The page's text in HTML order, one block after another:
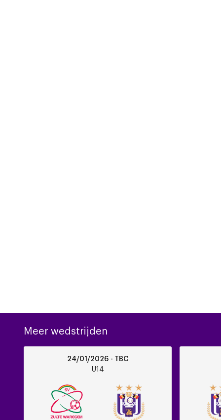
Meer wedstrijden
24/01/2026 - TBC
U14